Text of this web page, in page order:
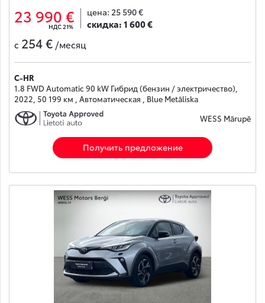
23 990 €
НДС 21%
цена: 25 590 €
скидка:1 600 €
с 254 € /месяц
C-HR
1.8 FWD Automatic 90 kW Гибрид (бензин / электричество),
2022, 50 199 км , Автоматическая , Blue Metāliska
WESS Mārupē
Получить предложение